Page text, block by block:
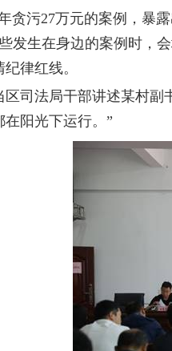
污27万元的案例，暴露
发生在身边的案例时，
律红线。
法局干部讲述某村副
阳光下运行。”